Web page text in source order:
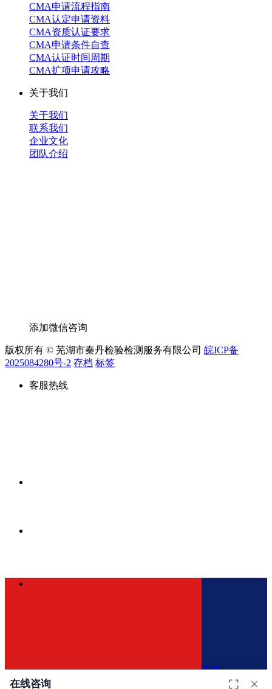
CMA申请流程指南
CMA认定申请资料
CMA资质认证要求
CMA申请条件自查
CMA认证时间周期
CMA扩项申请攻略
关于我们
关于我们
联系我们
企业文化
团队介绍
添加微信咨询
版权所有 © 芜湖市秦丹检验检测服务有限公司 皖ICP备
2025084280号-2 存档 标签
客服热线
客服
在线咨询